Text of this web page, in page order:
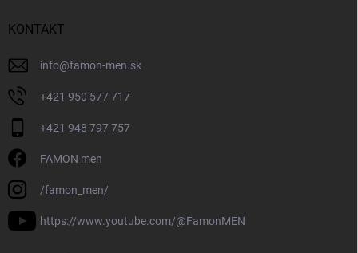
KONTAKT
info@famon-men.sk
+421 950 577 717
+421 948 797 757
FAMON men
/famon_men/
https://www.youtube.com/@FamonMEN